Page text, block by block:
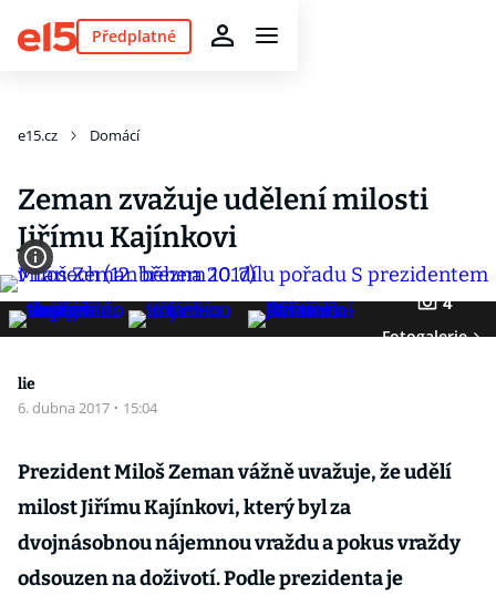
Předplatné
e15.cz Domácí
Zeman zvažuje udělení milosti
Jiřímu Kajínkovi
4
Fotogalerie
lie
6. dubna 2017 · 15:04
Prezident Miloš Zeman vážně uvažuje, že udělí
milost Jiřímu Kajínkovi, který byl za
dvojnásobnou nájemnou vraždu a pokus vraždy
odsouzen na doživotí. Podle prezidenta je